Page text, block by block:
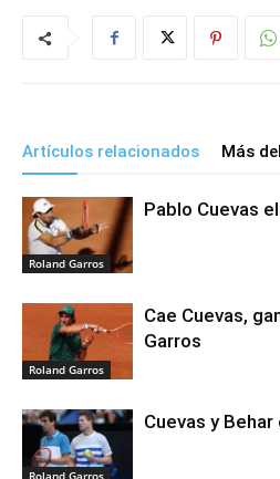
Artículos relacionados Más
Roland Garros
Pablo Cuevas
Roland Garros
Cae Cuevas,
Garros
Cuevas y